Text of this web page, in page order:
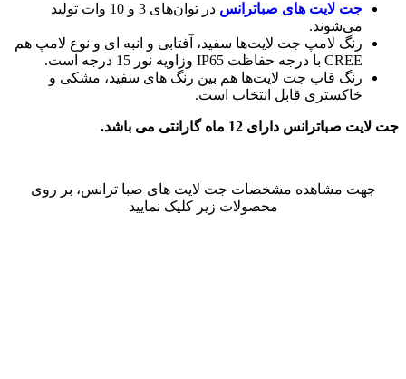
جت لایت های صباترانس
در توان‌های 3 و 10 وات تولید
می‌شوند.
رنگ لامپ جت لایت‌ها سفید، آفتابی و انبه ای و نوع لامپ هم
CREE با درجه حفاظت IP65 وزاویه نور 15 درجه است.
رنگ قاب جت لایت‌ها هم بین رنگ های سفید، مشکی و
خاکستری قابل انتخاب است.
جت لایت صباترانس دارای 12 ماه گارانتی می باشد.
جهت مشاهده مشخصات جت لایت های صبا ترانس، بر روی
محصولات زیر کلیک نمایید